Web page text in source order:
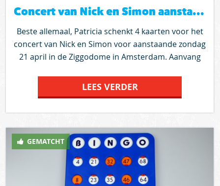
Concert van Nick en Simon aanstaande zondag 21 april
Beste allemaal, Patricia schenkt 4 kaarten voor het
concert van Nick en Simon voor aanstaande zondag
21 april in de Ziggodome in Amsterdam. Aanvang
bonnen. Het concert duurt tot 17.00 uur. Laat even
weten waarom juist jij denkt 2 of 4 kaartjes te willen
voor de kaartjes en voor het feit dat ze aan
2match.nu heeft gedacht
LEES VERDER
GEMATCHT